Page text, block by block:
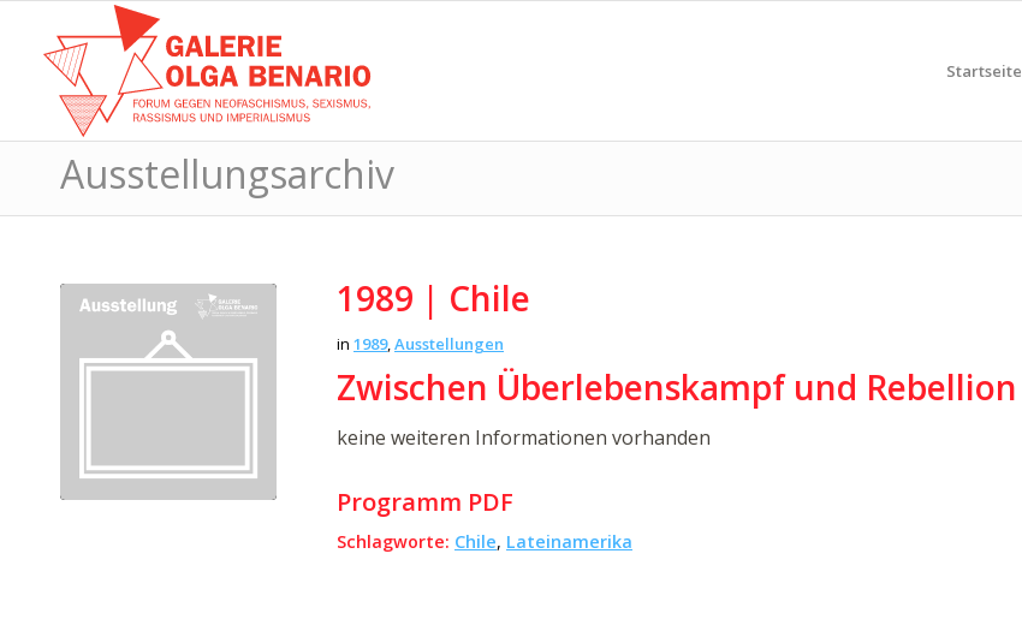
Startseite
Ausstellungsarchiv
1989 | Chile
in 1989,Ausstellungen
Zwischen Überlebenskampf und Rebellion
keine weiteren Informationen vorhanden
Programm PDF
Schlagworte: Chile, Lateinamerika